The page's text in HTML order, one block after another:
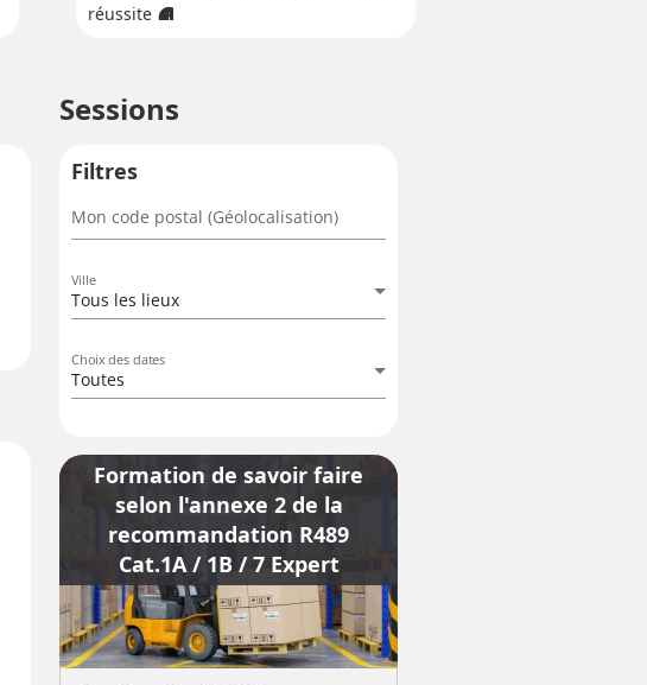
réussite info
Sessions
Filtres
Mon code postal (Géolocalisation)
Ville
Tous les lieux
Choix des dates
Toutes
Formation de savoir faire
selon l'annexe 2 de la
recommandation R489
Cat.1A / 1B / 7 Expert